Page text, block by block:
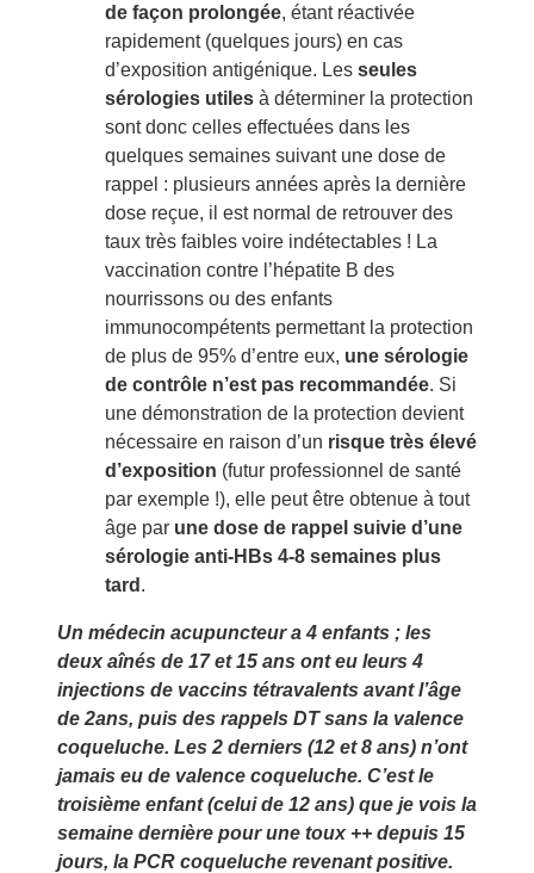
de façon prolongée, étant réactivée
rapidement (quelques jours) en cas
d’exposition antigénique. Les seules
sérologies utiles à déterminer la protection
sont donc celles effectuées dans les
quelques semaines suivant une dose de
rappel : plusieurs années après la dernière
dose reçue, il est normal de retrouver des
taux très faibles voire indétectables ! La
vaccination contre l’hépatite B des
nourrissons ou des enfants
immunocompétents permettant la protection
de plus de 95% d’entre eux, une sérologie
de contrôle n’est pas recommandée. Si
une démonstration de la protection devient
nécessaire en raison d’un risque très élevé
d’exposition (futur professionnel de santé
par exemple !), elle peut être obtenue à tout
âge par une dose de rappel suivie d’une
sérologie anti-HBs 4-8 semaines plus
tard .
Un médecin acupuncteur a 4 enfants ; les
deux aînés de 17 et 15 ans ont eu leurs 4
injections de vaccins tétravalents avant l’âge
de 2ans, puis des rappels DT sans la valence
coqueluche. Les 2 derniers (12 et 8 ans) n’ont
jamais eu de valence coqueluche. C’est le
troisième enfant (celui de 12 ans) que je vois la
semaine dernière pour une toux ++ depuis 15
jours, la PCR coqueluche revenant positive.